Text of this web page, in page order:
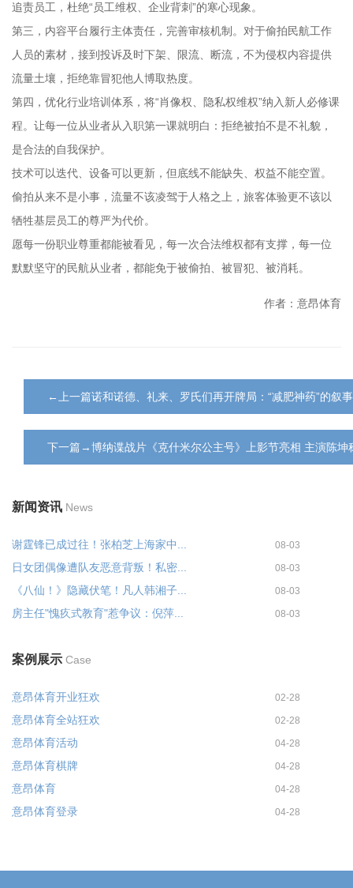
追责员工，杜绝“员工维权、企业背刺”的寒心现象。
第三，内容平台履行主体责任，完善审核机制。对于偷拍民航工作
人员的素材，接到投诉及时下架、限流、断流，不为侵权内容提供
流量土壤，拒绝靠冒犯他人博取热度。
第四，优化行业培训体系，将“肖像权、隐私权维权”纳入新人必修课
程。让每一位从业者从入职第一课就明白：拒绝被拍不是不礼貌，
是合法的自我保护。
技术可以迭代、设备可以更新，但底线不能缺失、权益不能空置。
偷拍从来不是小事，流量不该凌驾于人格之上，旅客体验更不该以
牺牲基层员工的尊严为代价。
愿每一份职业尊重都能被看见，每一次合法维权都有支撑，每一位
默默坚守的民航从业者，都能免于被偷拍、被冒犯、被消耗。
作者：意昂体育
←上一篇诺和诺德、礼来、罗氏们再开牌局：“减肥神药”的叙
下一篇→博纳谍战片《克什米尔公主号》上影节亮相 主演陈坤
新闻资讯 News
谢霆锋已成过往！张柏芝上海家中... 08-03
日女团偶像遭队友恶意背叛！私密... 08-03
《八仙！》隐藏伏笔！凡人韩湘子... 08-03
房主任"愧疚式教育"惹争议：倪萍... 08-03
案例展示 Case
意昂体育开业狂欢 02-28
意昂体育全站狂欢 02-28
意昂体育活动 04-28
意昂体育棋牌 04-28
意昂体育 04-28
意昂体育登录 04-28